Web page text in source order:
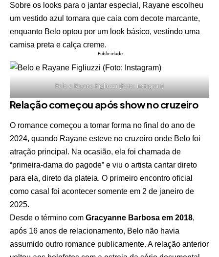
Sobre os looks para o jantar especial, Rayane escolheu
um vestido azul tomara que caia com decote marcante,
enquanto Belo optou por um look básico, vestindo uma
camisa preta e calça creme.
- Publicidade-
Belo e Rayane Figliuzzi (Foto: Instagram)
Relação começou após show no cruzeiro
O romance começou a tomar forma no final do ano de
2024, quando Rayane esteve no cruzeiro onde Belo foi
atração principal. Na ocasião, ela foi chamada de
“primeira-dama do pagode” e viu o artista cantar direto
para ela, direto da plateia. O primeiro encontro oficial
como casal foi acontecer somente em 2 de janeiro de
2025.
Desde o término com Gracyanne Barbosa em 2018,
após 16 anos de relacionamento, Belo não havia
assumido outro romance publicamente. A relação anterior